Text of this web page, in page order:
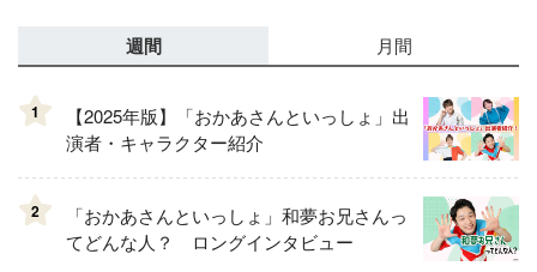
週間 月間
1
【2025年版】「おかあさんといっしょ」出
演者・キャラクター紹介
2
「おかあさんといっしょ」和夢お兄さんっ
てどんな人？ ロングインタビュー